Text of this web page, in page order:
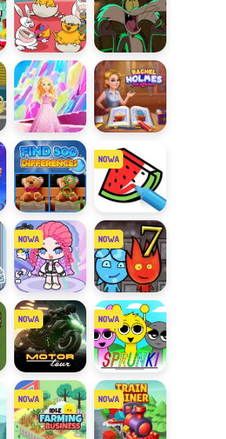
Znajdź 7
różnic
Różnice z
Bugsem
Różnice z
Barbie
Holmes
Znajdź 500
różnic
Tap to Color
Avatar
Studio Dress
Up
Ogień i Woda
7
Motor Tour Sprunki